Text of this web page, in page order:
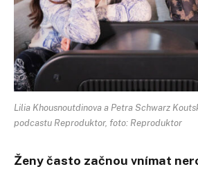
Lilia Khousnoutdinova a Petra Schwarz
podcastu Reproduktor, foto: Reproduktor
Ženy často začnou vnímat